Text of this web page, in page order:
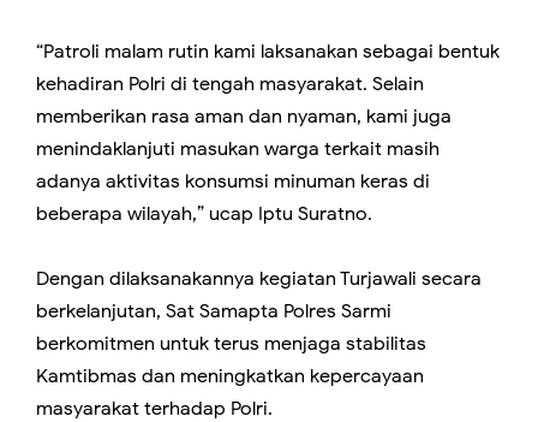
“Patroli malam rutin kami laksanakan sebagai bentuk
kehadiran Polri di tengah masyarakat. Selain
memberikan rasa aman dan nyaman, kami juga
menindaklanjuti masukan warga terkait masih
adanya aktivitas konsumsi minuman keras di
beberapa wilayah,” ucap Iptu Suratno.
Dengan dilaksanakannya kegiatan Turjawali secara
berkelanjutan, Sat Samapta Polres Sarmi
berkomitmen untuk terus menjaga stabilitas
Kamtibmas dan meningkatkan kepercayaan
masyarakat terhadap Polri.